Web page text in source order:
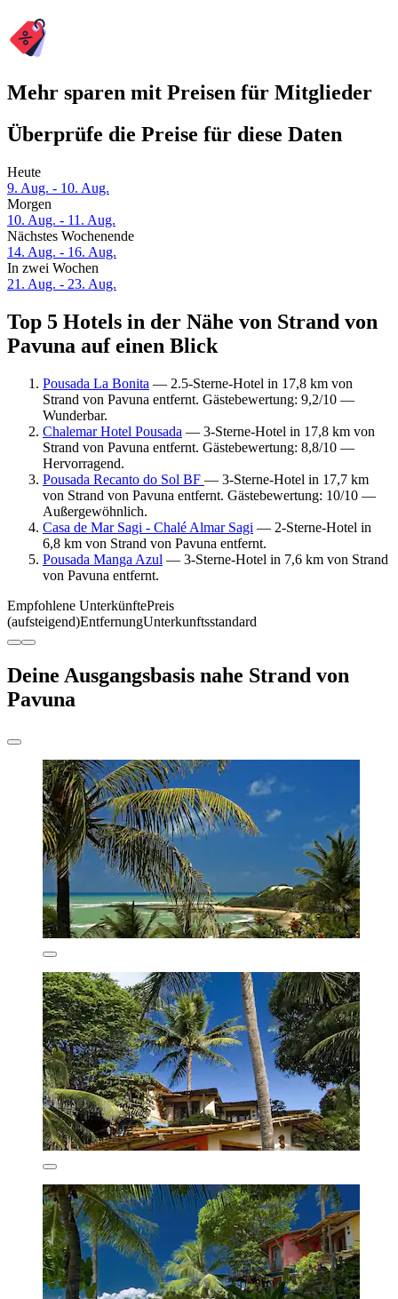
Mehr sparen mit Preisen für Mitglieder
Überprüfe die Preise für diese Daten
Heute
9. Aug. - 10. Aug.
Morgen
10. Aug. - 11. Aug.
Nächstes Wochenende
14. Aug. - 16. Aug.
In zwei Wochen
21. Aug. - 23. Aug.
Top 5 Hotels in der Nähe von Strand von
Pavuna auf einen Blick
Pousada La Bonita — 2.5-Sterne-Hotel in 17,8 km von
Strand von Pavuna entfernt. Gästebewertung: 9,2/10 —
Wunderbar.
Chalemar Hotel Pousada — 3-Sterne-Hotel in 17,8 km von
Strand von Pavuna entfernt. Gästebewertung: 8,8/10 —
Hervorragend.
Pousada Recanto do Sol BF — 3-Sterne-Hotel in 17,7 km
von Strand von Pavuna entfernt. Gästebewertung: 10/10 —
Außergewöhnlich.
Casa de Mar Sagi - Chalé Almar Sagi — 2-Sterne-Hotel in
6,8 km von Strand von Pavuna entfernt.
Pousada Manga Azul — 3-Sterne-Hotel in 7,6 km von Strand
von Pavuna entfernt.
Empfohlene UnterkünftePreis
(aufsteigend)EntfernungUnterkunftsstandard
Deine Ausgangsbasis nahe Strand von
Pavuna